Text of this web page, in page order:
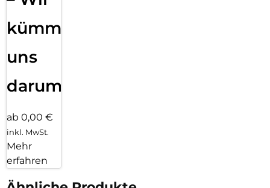
Daten!
inkl. MwSt.
erfahren
Handy
Displayfolie